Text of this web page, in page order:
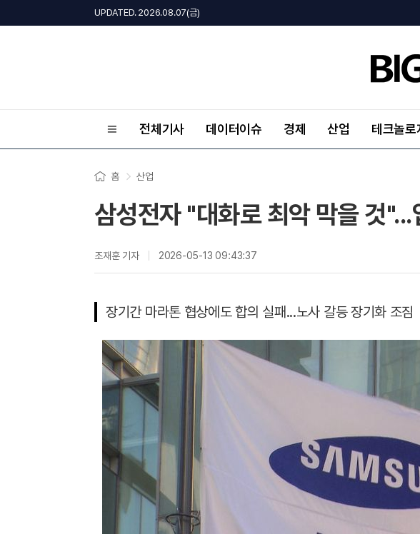
UPDATED. 2026.08.07(금)
전체기사 데이터이슈 경제 산업 테크놀로
홈 산업
삼성전자 "대화로 최악 막을 것
조재훈 기자 2026-05-13 09:43:37
장기간 마라톤 협상에도 합의 실패...노사 갈등 장기화 조짐